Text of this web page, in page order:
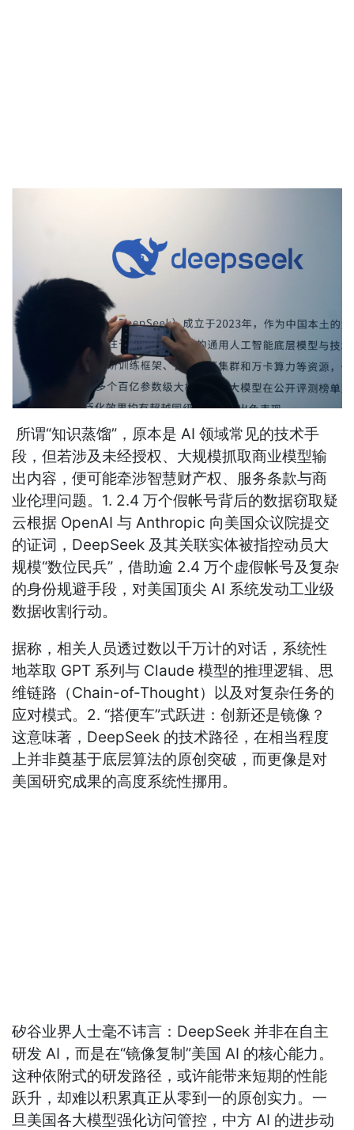
所谓“知识蒸馏”，原本是 AI 领域常见的技术手
段，但若涉及未经授权、大规模抓取商业模型输
出内容，便可能牵涉智慧财产权、服务条款与商
业伦理问题。1. 2.4 万个假帐号背后的数据窃取疑
云根据 OpenAI 与 Anthropic 向美国众议院提交
的证词，DeepSeek 及其关联实体被指控动员大
规模“数位民兵”，借助逾 2.4 万个虚假帐号及复杂
的身份规避手段，对美国顶尖 AI 系统发动工业级
数据收割行动。
据称，相关人员透过数以千万计的对话，系统性
地萃取 GPT 系列与 Claude 模型的推理逻辑、思
维链路（Chain-of-Thought）以及对复杂任务的
应对模式。2. “搭便车”式跃进：创新还是镜像？
这意味著，DeepSeek 的技术路径，在相当程度
上并非奠基于底层算法的原创突破，而更像是对
美国研究成果的高度系统性挪用。
矽谷业界人士毫不讳言：DeepSeek 并非在自主
研发 AI，而是在“镜像复制”美国 AI 的核心能力。
这种依附式的研发路径，或许能带来短期的性能
跃升，却难以积累真正从零到一的原创实力。一
旦美国各大模型强化访问管控，中方 AI 的进步动